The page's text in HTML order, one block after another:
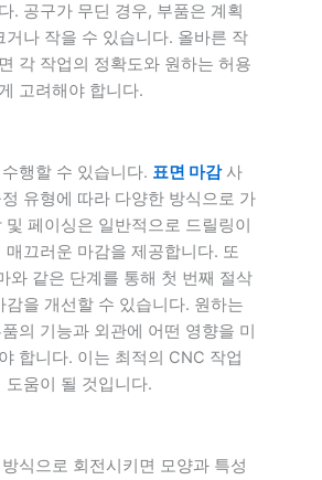
. 공구가 무딘 경우, 부품은 계획
거나 작을 수 있습니다. 올바른 작
각 작업의 정확도와 원하는 허용
고려해야 합니다.
행할 수 있습니다. 표면 마감사
유형에 따라 다양한 방식으로 가
및 페이싱은 일반적으로 드릴링이
매끄러운 마감을 제공합니다. 또
와 같은 단계를 통해 첫 번째 절삭
감을 개선할 수 있습니다. 원하는
의 기능과 외관에 어떤 영향을 미
합니다. 이는 최적의 CNC 작업
도움이 될 것입니다.
식으로 회전시키면 모양과 특성